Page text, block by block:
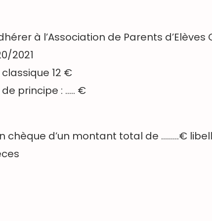
à l’Association de Parents
2021
12 €
principe : ….. €
chèque d’un montant total de ………€